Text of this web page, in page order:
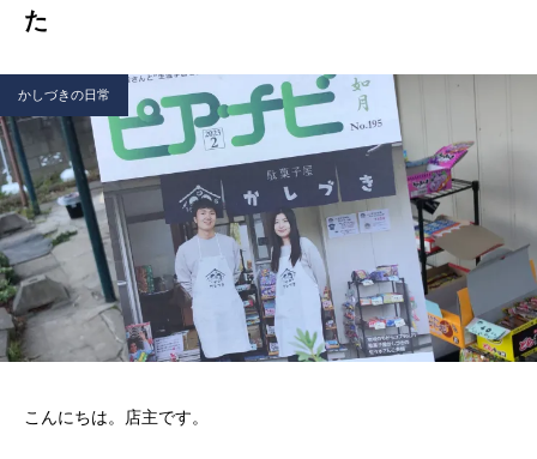
た
かしづきの日常
こんにちは。店主です。